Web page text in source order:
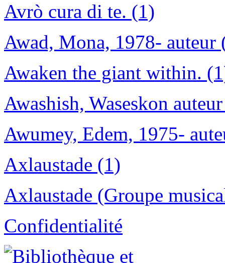
Avrò cura di te. (1)
Awad, Mona, 1978- auteur
Awaken the giant within.
Awashish, Waseskon
Awumey, Edem, 1975-
Axlaustade (1)
Axlaustade (Groupe
Confidentialité